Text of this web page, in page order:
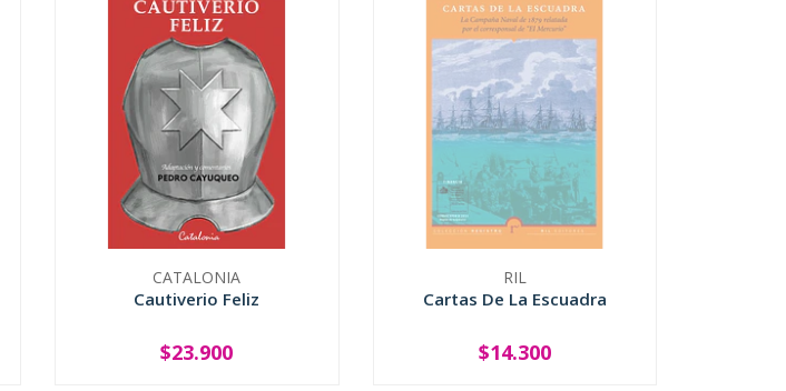
CATALONIA
Cautiverio Feliz
+
$23.900
RIL
Cartas De La Escuadra
SOLD OUT
$14.300